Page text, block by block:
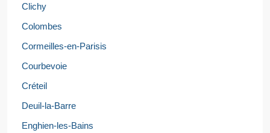
Clichy
Colombes
Cormeilles-en-Parisis
Courbevoie
Créteil
Deuil-la-Barre
Enghien-les-Bains